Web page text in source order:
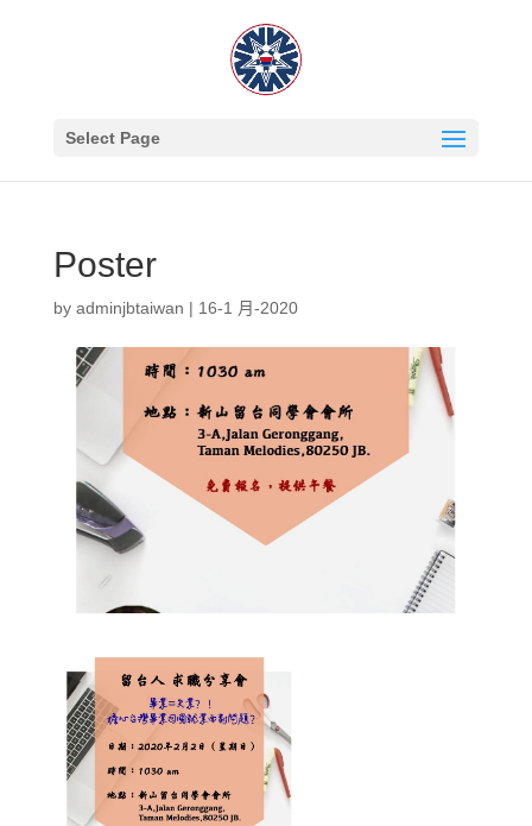
Select Page
Poster
by adminjbtaiwan | 16-1 月-2020